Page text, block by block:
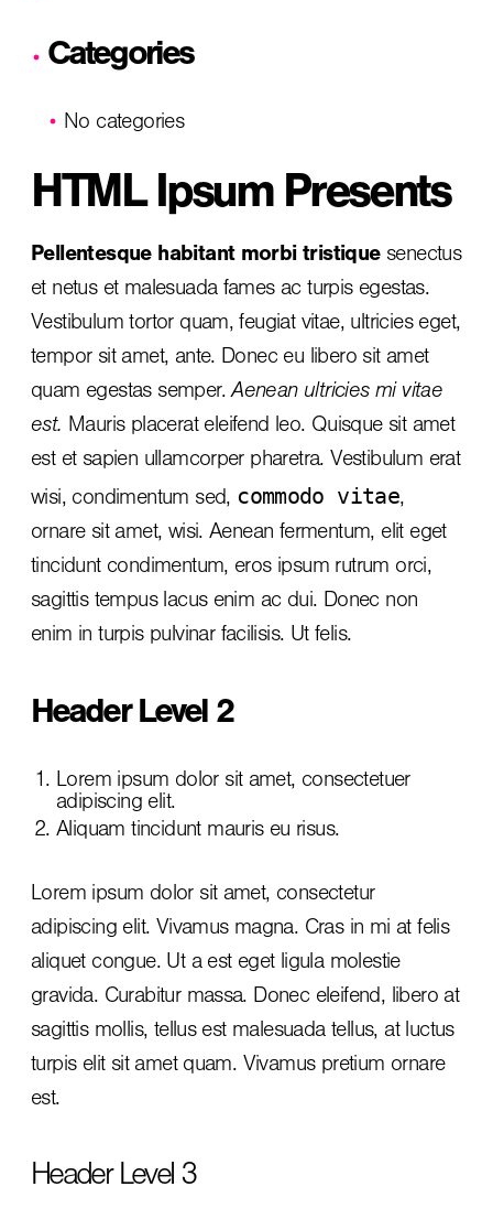
Categories
No categories
HTML Ipsum Presents
Pellentesque habitant morbi tristiquesenectus
et netus et malesuada fames ac turpis egestas.
Vestibulum tortor quam, feugiat vitae, ultricies eget,
tempor sit amet, ante. Donec eu libero sit amet
quam egestas semper.Aenean ultricies mi vitae
est. Mauris placerat eleifend leo. Quisque sit amet
est et sapien ullamcorper pharetra. Vestibulum erat
wisi, condimentum sed, commodo vitae,
ornare sit amet, wisi. Aenean fermentum, elit eget
tincidunt condimentum, eros ipsum rutrum orci,
sagittis tempus lacus enim ac dui. Donec non
enim in turpis pulvinar facilisis. Ut felis.
Header Level 2
Lorem ipsum dolor sit amet, consectetuer
adipiscing elit.
Aliquam tincidunt mauris eu risus.
Lorem ipsum dolor sit amet, consectetur
adipiscing elit. Vivamus magna. Cras in mi at felis
aliquet congue. Ut a est eget ligula molestie
gravida. Curabitur massa. Donec eleifend, libero at
sagittis mollis, tellus est malesuada tellus, at luctus
turpis elit sit amet quam. Vivamus pretium ornare
est.
Header Level 3